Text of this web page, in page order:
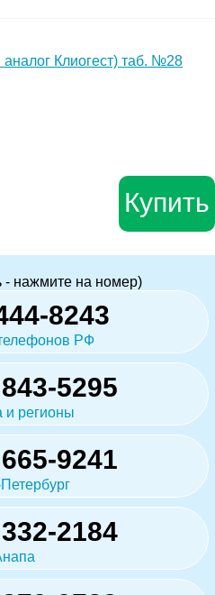
Клиогест) таб. №28
Купить
- нажмите на номер)
8243
РФ
5295
и регионы
9241
2184